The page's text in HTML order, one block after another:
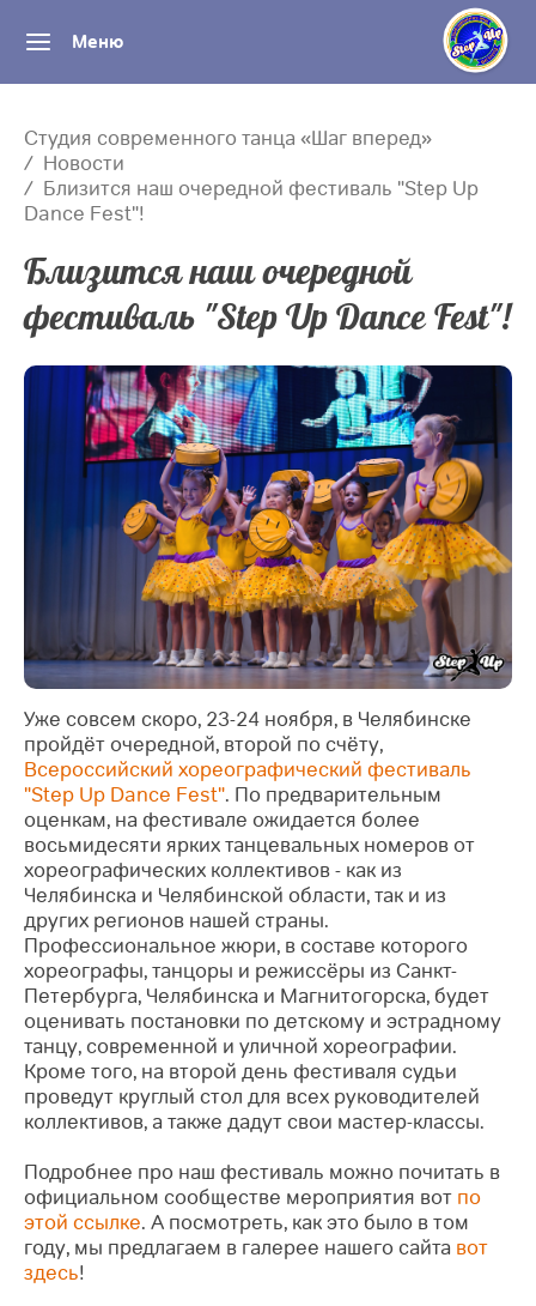
Меню
Студия современного танца «Шаг вперед»
Новости
Близится наш очередной фестиваль "Step Up
Dance Fest"!
Близится наш очередной
фестиваль "Step Up Dance Fest"!
Уже совсем скоро, 23-24 ноября, в Челябинске
пройдёт очередной, второй по счёту,
Всероссийский хореографический фестиваль
"Step Up Dance Fest". По предварительным
оценкам, на фестивале ожидается более
восьмидесяти ярких танцевальных номеров от
хореографических коллективов - как из
Челябинска и Челябинской области, так и из
других регионов нашей страны.
Профессиональное жюри, в составе которого
хореографы, танцоры и режиссёры из Санкт-
Петербурга, Челябинска и Магнитогорска, будет
оценивать постановки по детскому и эстрадному
танцу, современной и уличной хореографии.
Кроме того, на второй день фестиваля судьи
проведут круглый стол для всех руководителей
коллективов, а также дадут свои мастер-классы.
Подробнее про наш фестиваль можно почитать в
официальном сообществе мероприятия вот по
этой ссылке. А посмотреть, как это было в том
году, мы предлагаем в галерее нашего сайта вот
здесь!